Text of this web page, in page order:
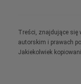
Treści, znajdujące się
autorskim i prawach
Jakiekolwiek